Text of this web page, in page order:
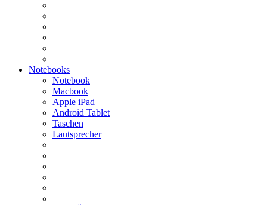
Notebooks
Notebook
Macbook
Apple iPad
Android Tablet
Taschen
Lautsprecher